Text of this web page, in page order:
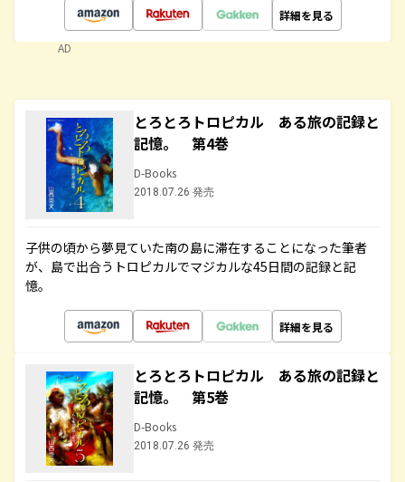
詳細を見る
AD
とろとろトロピカル ある旅の記録と
記憶。 第4巻
D-Books
2018.07.26 発売
子供の頃から夢見ていた南の島に滞在することになった筆者
が、島で出合うトロピカルでマジカルな45日間の記録と記
憶。
詳細を見る
とろとろトロピカル ある旅の記録と
記憶。 第5巻
D-Books
2018.07.26 発売